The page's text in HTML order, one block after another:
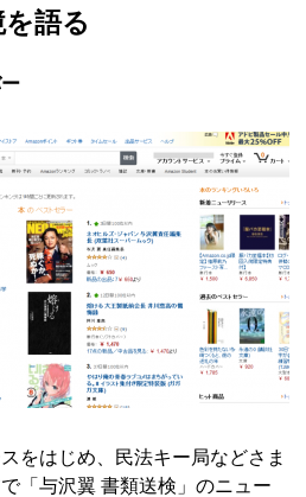
語る
をはじめ、民法キー局などさま
「与沢翼 書類送検」のニュー